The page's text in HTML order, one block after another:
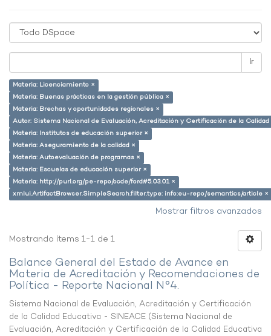
Ir
Materia: Licenciamiento ×
Materia: Buenas prácticas en la gestión pública ×
Materia: Brechas y oportunidades regionales ×
Autor: Sistema Nacional de Evaluación, Acreditación y Certificación de la
Materia: Institutos de educación superior ×
Materia: Aseguramiento de la calidad ×
Materia: Autoevaluación de programas ×
Materia: Escuelas de educación superior ×
Materia: http://purl.org/pe-repo/ocde/ford#5.03.01 ×
xmlui.ArtifactBrowser.SimpleSearch.filter.type: info:eu-repo/semantics/article ×
Mostrar filtros avanzados
Mostrando ítems 1-1 de 1
Balance General del Estado de Avance en
Materia de Acreditación y Recomendaciones de
Política - Reporte Nacional N°4.
Sistema Nacional de Evaluación, Acreditación y Certificación
de la Calidad Educativa - SINEACE (Sistema Nacional de
Evaluación, Acreditación y Certificación de la Calidad Educativa